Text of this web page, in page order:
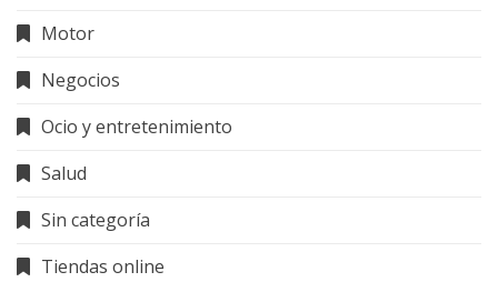
Motor
Negocios
Ocio y entretenimiento
Salud
Sin categoría
Tiendas online